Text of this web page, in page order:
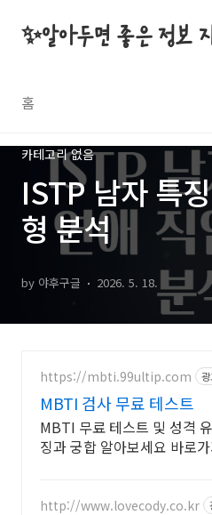
✨알아두면 좋은 정보
홈
카테고리 없음
ISTP 남자 특
형 분석
by 야후구글 2026. 5. 18.
https://mbti.99ultip.com
MBTI 검사 무료 테스트
MBTI 무료 테스트 및 성격
징과 궁합 알아보세요 바로
http://www.lovecody.co.kr